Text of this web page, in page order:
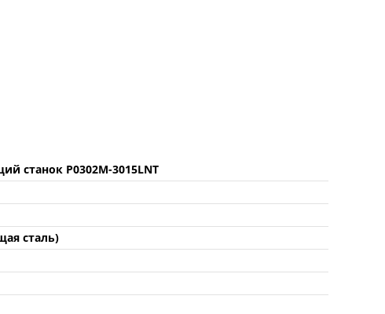
станок P0302M-3015LNT
сталь)